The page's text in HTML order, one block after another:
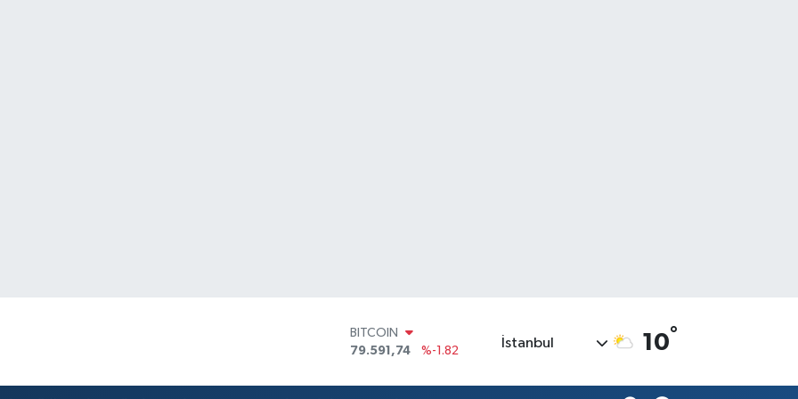
DOLAR
45,43620
%0.02
53,38690
%0.19
İstanbul 10°